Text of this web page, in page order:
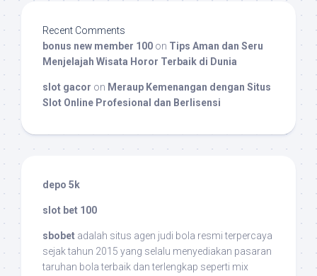
Recent Comments
bonus new member 100 on Tips Aman dan Seru
Menjelajah Wisata Horor Terbaik di Dunia
slot gacor on Meraup Kemenangan dengan Situs
Slot Online Profesional dan Berlisensi
depo 5k
slot bet 100
sbobet adalah situs agen judi bola resmi terpercaya
sejak tahun 2015 yang selalu menyediakan pasaran
taruhan bola terbaik dan terlengkap seperti mix